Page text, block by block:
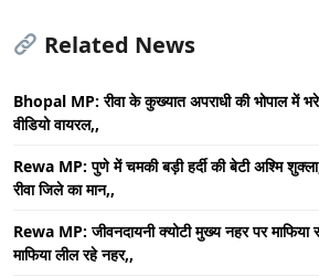
Related News
Bhopal MP: रीवा के कुख्यात अपराधी की भोपाल में भरे
वीडियो वायरल,,
Rewa MP: पुणे में चमकी बड़ी हर्दी की बेटी अश्मि
रीवा जिले का मान,,
Rewa MP: जीवनदायनी क्योटी मुख्य नहर पर
माफिया लील रहे नहर,,